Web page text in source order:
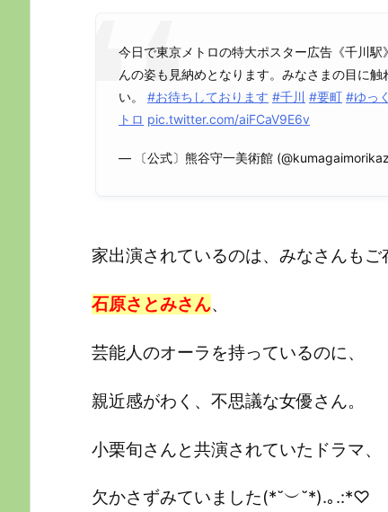
今日で東京メトロの特大ポスター広告《千川
んの姿も見納めとなります。みなさまの目に
い。 #お待ちしております #千川 #要町 #ゆっ
トロ pic.twitter.com/aiFCaV9E6v
— 〔公式〕熊谷守一美術館
家出演されているのは、みなさんもご
石原さとみさん、
芸能人のオーラを持っているのに、
親近感がわく、不思議な女優さん。
小栗旬さんと共演されていたドラマ、
欠かさずみていました(*˘︶˘*).｡.:*♡